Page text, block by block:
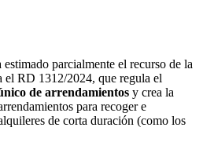
parcialmente el recurso de la
el RD 1312/2024, que regula el
de arrendamientos y crea la
para recoger e
de corta duración (como los